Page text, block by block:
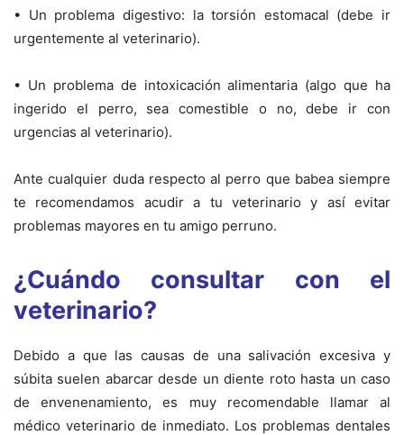
• Un problema digestivo: la torsión estomacal (debe ir
urgentemente al veterinario).
• Un problema de intoxicación alimentaria (algo que ha
ingerido el perro, sea comestible o no, debe ir con
urgencias al veterinario).
Ante cualquier duda respecto al perro que babea siempre
te recomendamos acudir a tu veterinario y así evitar
problemas mayores en tu amigo perruno.
¿Cuándo consultar con el
veterinario?
Debido a que las causas de una salivación excesiva y
súbita suelen abarcar desde un diente roto hasta un caso
de envenenamiento, es muy recomendable llamar al
médico veterinario de inmediato. Los problemas dentales